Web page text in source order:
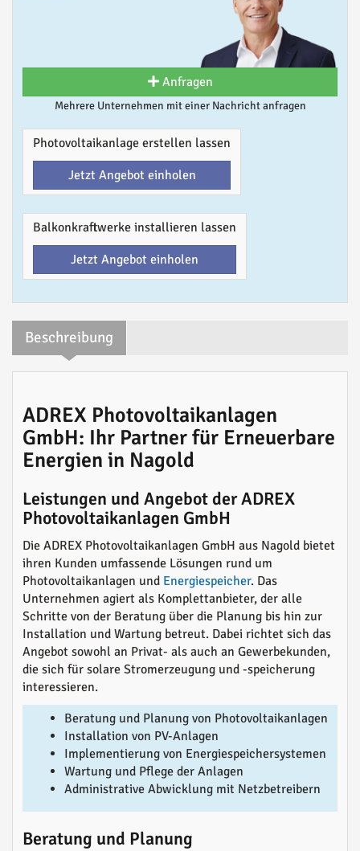
Anfragen
Mehrere Unternehmen mit einer Nachricht anfragen
Photovoltaikanlage erstellen lassen
Jetzt Angebot einholen
Balkonkraftwerke installieren lassen
Jetzt Angebot einholen
Beschreibung
ADREX Photovoltaikanlagen
GmbH: Ihr Partner für Erneuerbare
Energien in Nagold
Leistungen und Angebot der ADREX
Photovoltaikanlagen GmbH
Die ADREX Photovoltaikanlagen GmbH aus Nagold bietet
ihren Kunden umfassende Lösungen rund um
Photovoltaikanlagen und Energiespeicher. Das
Unternehmen agiert als Komplettanbieter, der alle
Schritte von der Beratung über die Planung bis hin zur
Installation und Wartung betreut. Dabei richtet sich das
Angebot sowohl an Privat- als auch an Gewerbekunden,
die sich für solare Stromerzeugung und -speicherung
interessieren.
Beratung und Planung von Photovoltaikanlagen
Installation von PV-Anlagen
Implementierung von Energiespeichersystemen
Wartung und Pflege der Anlagen
Administrative Abwicklung mit Netzbetreibern
Beratung und Planung